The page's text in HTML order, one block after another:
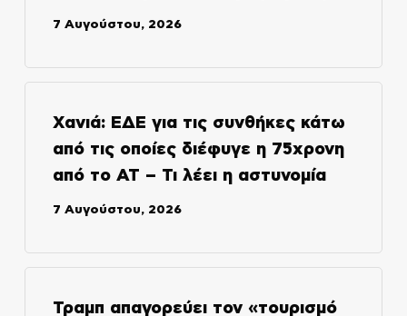
7 Αυγούστου, 2026
Χανιά: ΕΔΕ για τις συνθήκες κάτω
από τις οποίες διέφυγε η 75χρονη
από το ΑΤ – Τι λέει η αστυνομία
7 Αυγούστου, 2026
Τραμπ απαγορεύει τον «τουρισμό